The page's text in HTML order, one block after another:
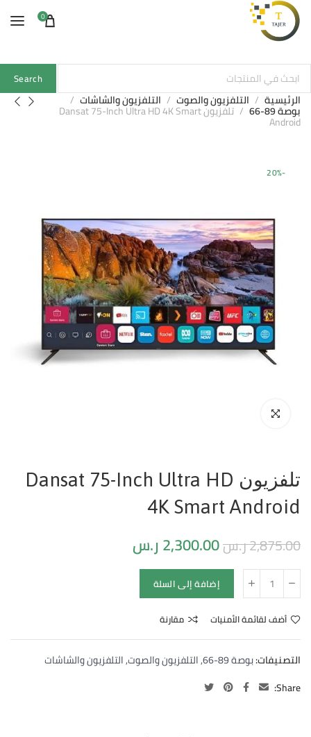
0
Search
الرئيسية التلفزيون والصوت التلفزيون والشاشات
بوصة 89-66 تلفزيون Dansat 75-Inch Ultra HD 4K Smart
Android
-20%
تلفزيون Dansat 75-Inch Ultra HD
4K Smart Android
2,875.00ر.س2,300.00ر.س
إضافة إلى السلة
أضف لقائمة الأمنيات مقارنة
التصنيفات:بوصة 89-66 ,التلفزيون والصوت,التلفزيون والشاشات
Share: